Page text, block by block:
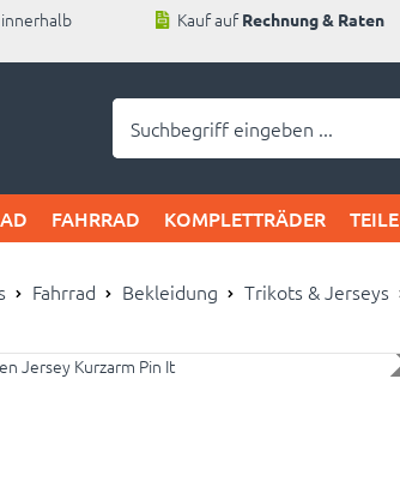
innerhalb
Kauf aufRechnung & Raten
FAHRRAD KOMPLETTRÄDER TEILE
Fahrrad Bekleidung Trikots & Jerseys